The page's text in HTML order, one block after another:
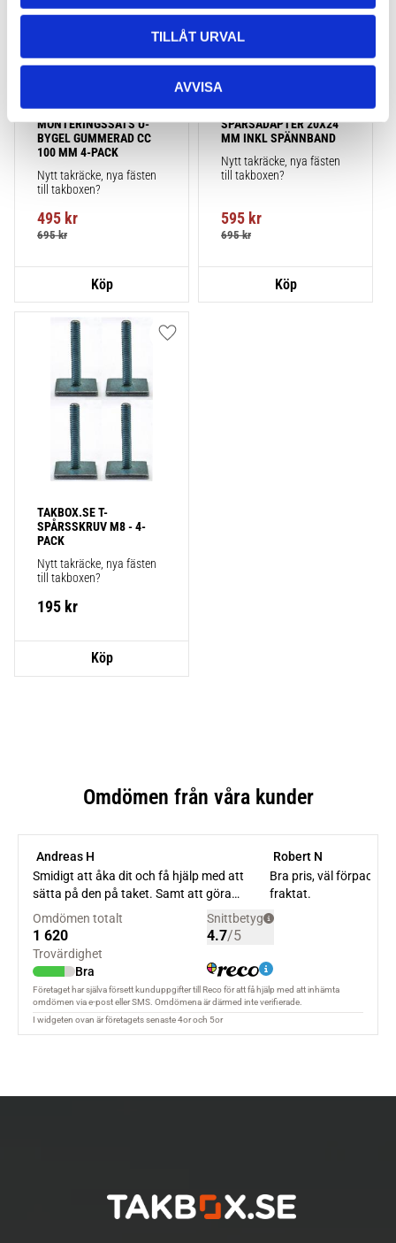
TILLÅT URVAL
AVVISA
TAKBOX.SE
MONTERINGSSATS U-
BYGEL GUMMERAD CC
100 MM 4-PACK
Nytt takräcke, nya fästen
till takboxen?
495 kr
695kr
TAKBOX.SE T-
SPÅRSADAPTER 20X24
MM INKL SPÄNNBAND
Nytt takräcke, nya fästen
till takboxen?
595 kr
695kr
TAKBOX.SE T-
SPÅRSSKRUV M8 - 4-
PACK
Nytt takräcke, nya fästen
till takboxen?
195 kr
Lägg till i favoriter